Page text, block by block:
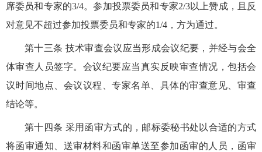
席委员和专家的3/4。参加投票委员和专家2/3以上赞成，且反
对意见不超过参加投票委员和专家的1/4，方为通过。
第十三条 技术审查会议应当形成会议纪要，并经与会全
体审查人员签字。会议纪要应当真实反映审查情况，包括会
议时间地点、会议议程、专家名单、具体的审查意见、审查
结论等。
第十四条 采用函审方式的，邮标委秘书处以合适的方式
将函审通知、送审材料和函审单送至参加函审的人员，函审